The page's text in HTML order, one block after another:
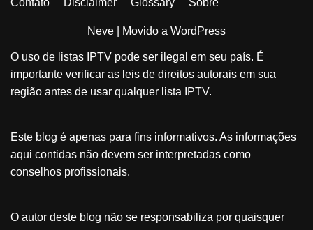
Contato Disclaimer Glossary Sobre
Neve | Movido a WordPress
O uso de listas IPTV pode ser ilegal em seu país. É
importante verificar as leis de direitos autorais em sua
região antes de usar qualquer lista IPTV.
Este blog é apenas para fins informativos. As informações
aqui contidas não devem ser interpretadas como
conselhos profissionais.
O autor deste blog não se responsabiliza por quaisquer